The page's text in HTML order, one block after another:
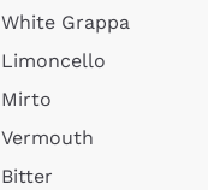
White Grappa
Limoncello
Mirto
Vermouth
Bitter